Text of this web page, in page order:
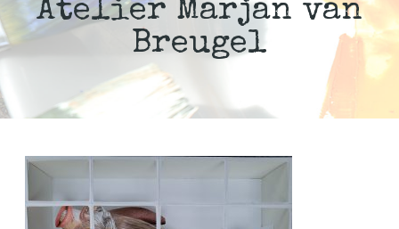
Atelier Marjan van
Breugel